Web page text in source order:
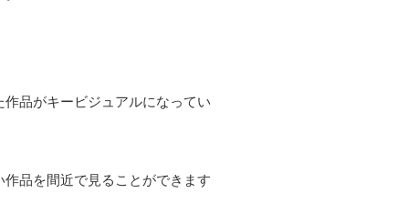
品がキービジュアルになってい
品を間近で見ることができます